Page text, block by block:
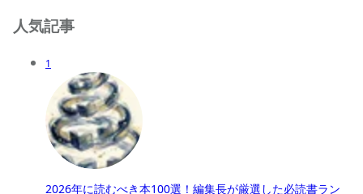
人気記事
1
2026年に読むべき本100選！編集長が厳選した必読書ラン